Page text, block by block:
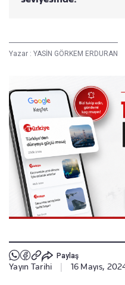
Yazar : YASİN GÖRKEM ERDURAN
Paylaş
Yayın Tarihi 16 Mayıs,